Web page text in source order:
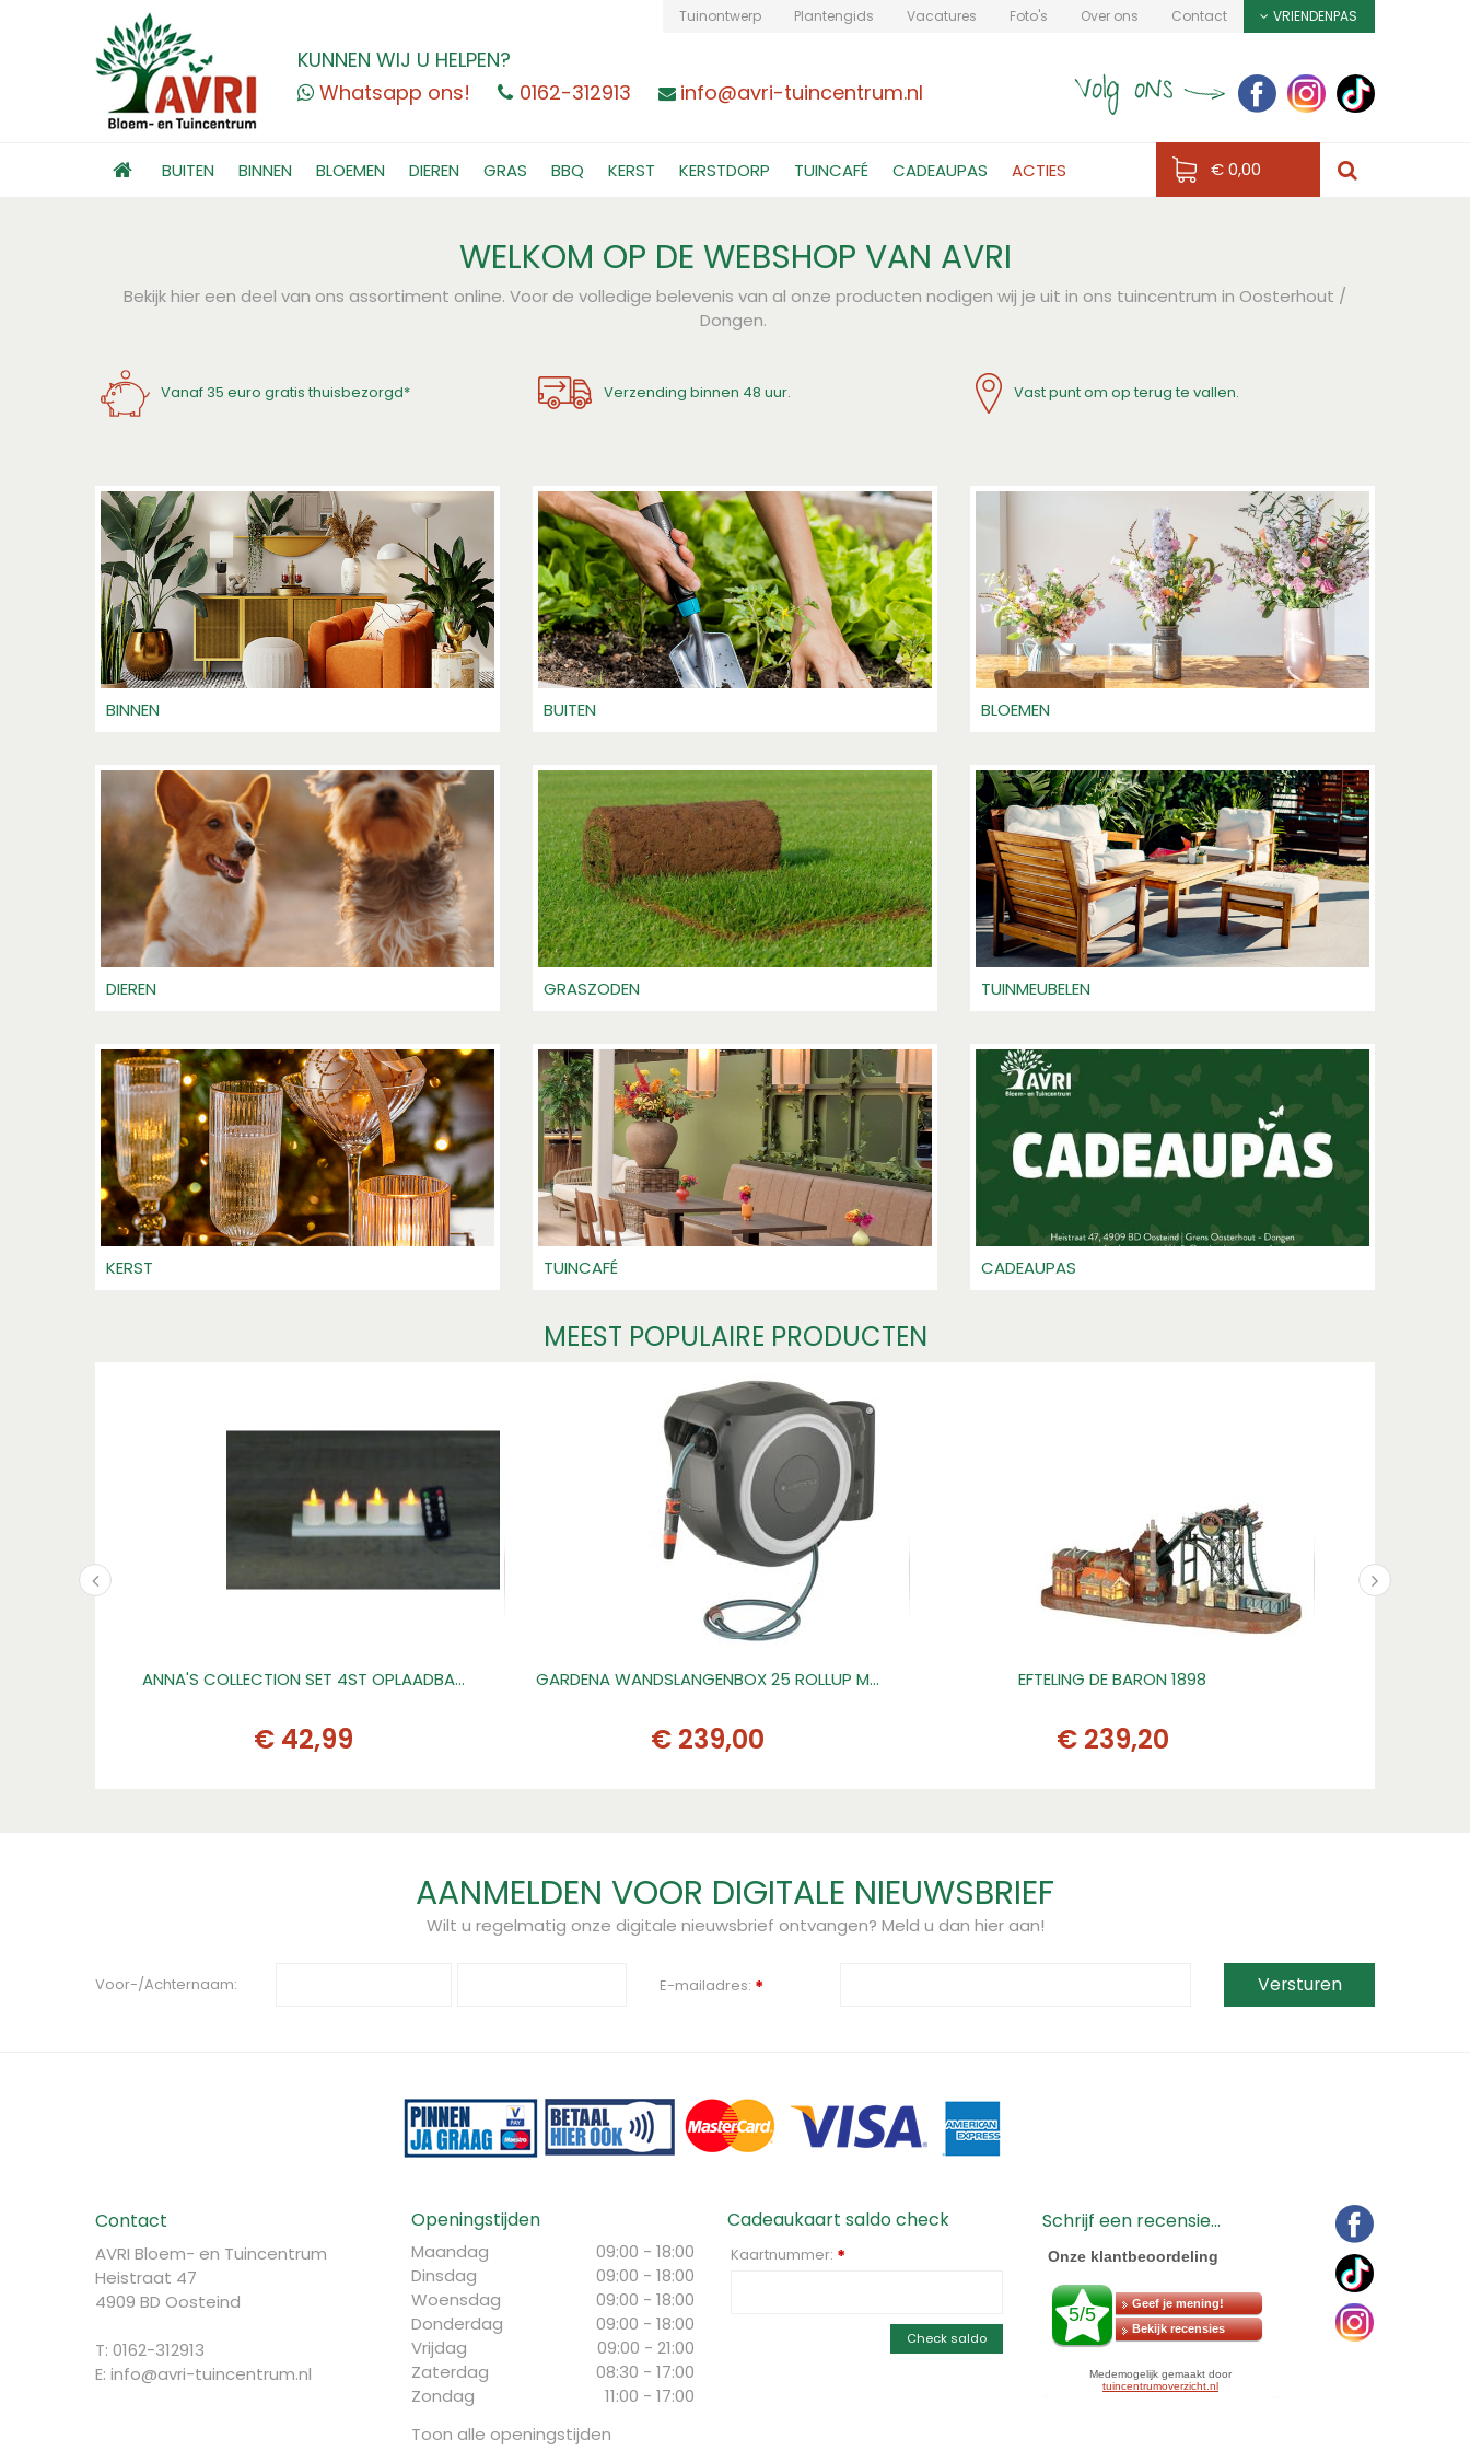
KUNNEN WIJ U HELPEN?
Whatsapp ons!
0162-312913 info@avri-tuincentrum.nl
Tuinontwerp Plantengids Vacatures Foto's Over ons Contact VRIENDENPAS
BUITEN BINNEN BLOEMEN DIEREN GRAS BBQ KERST KERSTDORP TUINCAFÉ CADEAUPAS ACTIES € 0,00
WELKOM OP DE WEBSHOP VAN AVRI
Bekijk hier een deel van ons assortiment online. Voor de volledige belevenis van al onze producten nodigen wij je uit in ons tuincentrum in Oosterhout /
Dongen.
Vanaf 35 euro gratis thuisbezorgd* Verzending binnen 48 uur. Vast punt om op terug te vallen.
BINNEN BUITEN BLOEMEN
DIEREN GRASZODEN TUINMEUBELEN
KERST TUINCAFÉ CADEAUPAS
MEEST POPULAIRE PRODUCTEN
ANNA'S COLLECTION SET 4ST OPLAADBA…
42,99
GARDENA WANDSLANGENBOX 25 ROLLUP M…
239,00
EFTELING DE BARON 1898
239,20
AANMELDEN VOOR DIGITALE NIEUWSBRIEF
Wilt u regelmatig onze digitale nieuwsbrief ontvangen? Meld u dan hier aan!
Voor-/Achternaam: E-mailadres: *
Contact
AVRI Bloem- en Tuincentrum
Heistraat 47
4909 BD Oosteind
T: 0162-312913
E: info@avri-tuincentrum.nl
Openingstijden
Maandag
09:00 - 18:00
Dinsdag
09:00 - 18:00
Woensdag
09:00 - 18:00
Donderdag
09:00 - 18:00
Vrijdag
09:00 - 21:00
Zaterdag
08:30 - 17:00
Zondag
11:00 - 17:00
Toon alle openingstijden
Cadeaukaart saldo check
Kaartnummer: *
Check saldo
Schrijf een recensie...